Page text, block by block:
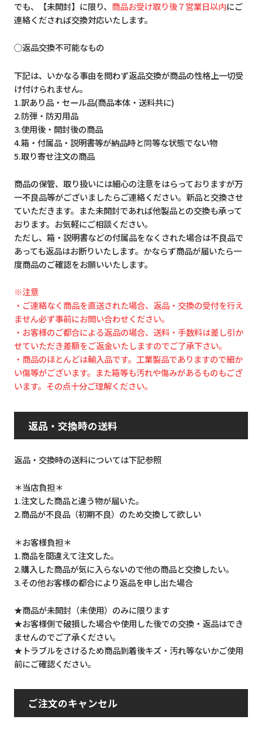
でも、【未開封】に限り、 商品お受け取り後７営業日以内にご
連絡くだされば交換対応いたします。
◯返品交換不可能なもの
下記は、いかなる事由を問わず返品交換が商品の性格上一切受
け付けられません。
1.訳あり品・セール品(商品本体・送料共に)
2.防弾・防刃用品
3.使用後・開封後の商品
4.箱・付属品・説明書等が納品時と同等な状態でない物
5.取り寄せ注文の商品
商品の保管、取り扱いには細心の注意をはらっておりますが万
一不良品等がございましたらご連絡ください。新品と交換させ
ていただきます。また未開封であれば他製品との交換も承って
おります。お気軽にご相談ください。
ただし、箱・説明書などの付属品をなくされた場合は不良品で
あっても返品はお断りいたします。かならず商品が届いたら一
度商品のご確認をお願いいたします。
※注意
・ご連絡なく商品を直送された場合、返品・交換の受付を行え
ません必ず事前にお問い合わせください。
・お客様のご都合による返品の場合、送料・手数料は差し引か
せていただき差額をご返金いたしますのでご了承下さい。
・商品のほとんどは輸入品です。工業製品でありますので細か
い傷等がございます。また箱等も汚れや傷みがあるものもござ
います。その点十分ご理解ください。
返品・交換時の送料
返品・交換時の送料については下記参照
＊当店負担＊
1.注文した商品と違う物が届いた。
2.商品が不良品（初期不良）のため交換して欲しい
＊お客様負担＊
1.商品を間違えて注文した。
2.購入した商品が気に入らないので他の商品と交換したい。
3.その他お客様の都合により返品を申し出た場合
★商品が未開封（未使用）のみに限ります
★お客様側で破損した場合や使用した後での交換・返品はでき
ませんのでご了承ください。
★トラブルをさけるため商品到着後キズ・汚れ等ないかご使用
前にご確認ください。
ご注文のキャンセル